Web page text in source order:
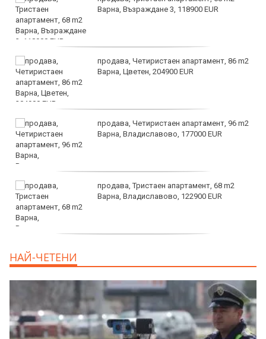
Варна, Възраждане 3, 118900 EUR
продава, Четиристаен апартамент, 86 m2
Варна, Цветен, 204900 EUR
продава, Четиристаен апартамент, 96 m2
Варна, Владиславово, 177000 EUR
продава, Тристаен апартамент, 68 m2
Варна, Владиславово, 122900 EUR
НАЙ-ЧЕТЕНИ